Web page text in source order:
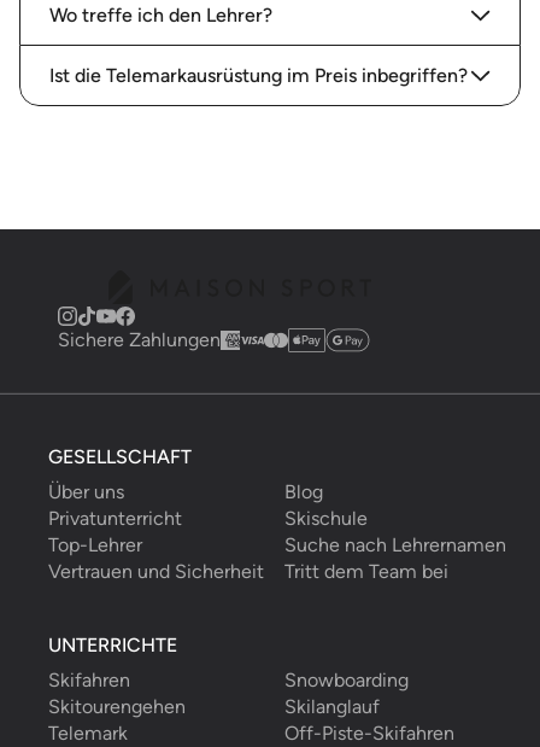
Wo treffe ich den Lehrer?
Ist die Telemarkausrüstung im Preis inbegriffen?
Sichere Zahlungen
GESELLSCHAFT
Über uns
Blog
Privatunterricht
Skischule
Top-Lehrer
Suche nach Lehrernamen
Vertrauen und Sicherheit
Tritt dem Team bei
UNTERRICHTE
Skifahren
Snowboarding
Skitourengehen
Skilanglauf
Telemark
Off-Piste-Skifahren